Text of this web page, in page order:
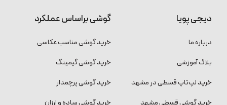
دیجی پویا
درباره ما
بلاگ آموزشی
خرید لپ‌تاپ قسطی در مشهد
خرید گوشی قسطی مشهد
گوشی براساس عملکرد
خرید گوشی مناسب عکاسی
خرید گوشی گیمینگ
خرید گوشی پرچمدار
خرید گوشی ساده و ارزان